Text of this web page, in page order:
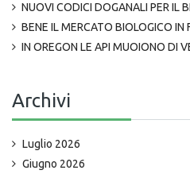
NUOVI CODICI DOGANALI PER IL
BENE IL MERCATO BIOLOGICO IN
IN OREGON LE API MUOIONO DI
Archivi
Luglio 2026
Giugno 2026